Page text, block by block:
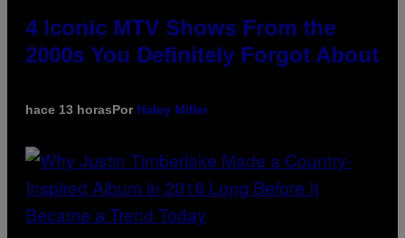
4 Iconic MTV Shows From the
2000s You Definitely Forgot About
hace 13 horasPor Haley Miller